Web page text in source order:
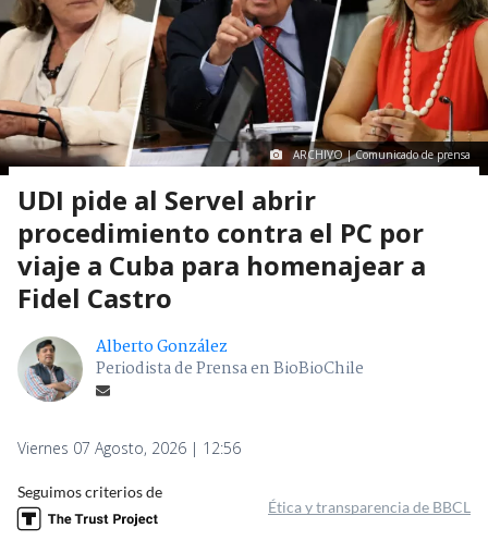
ARCHIVO | Comunicado de prensa
UDI pide al Servel abrir
procedimiento contra el PC por
viaje a Cuba para homenajear a
Fidel Castro
Alberto González
Periodista de Prensa en BioBioChile
Viernes 07 Agosto, 2026 | 12:56
Seguimos criterios de
Ética y transparencia de BBCL